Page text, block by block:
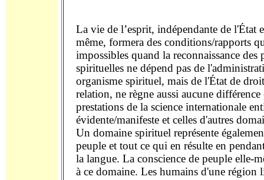
La vie de l’esprit, indépendante de l'État
même, formera des conditions/rapports
impossibles quand la reconnaissance des
spirituelles ne dépend pas de
organisme spirituel, mais de l'État de
relation, ne règne aussi aucune différence
prestations de la science internationale
évidente/manifeste et celles d'autres
Un domaine spirituel représente
peuple et tout ce qui en résulte en
la langue. La conscience de peuple elle-
à ce domaine. Les humains d'une région